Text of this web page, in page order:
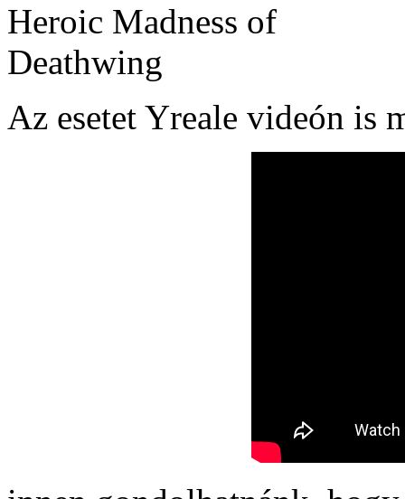
Heroic Madness of
Deathwing
Az esetet Yreale videón is